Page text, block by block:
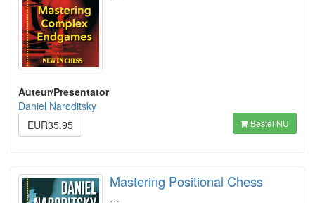
Auteur/Presentator
Daniel Naroditsky
EUR35.95
Bestel NU
Mastering Positional Chess
…